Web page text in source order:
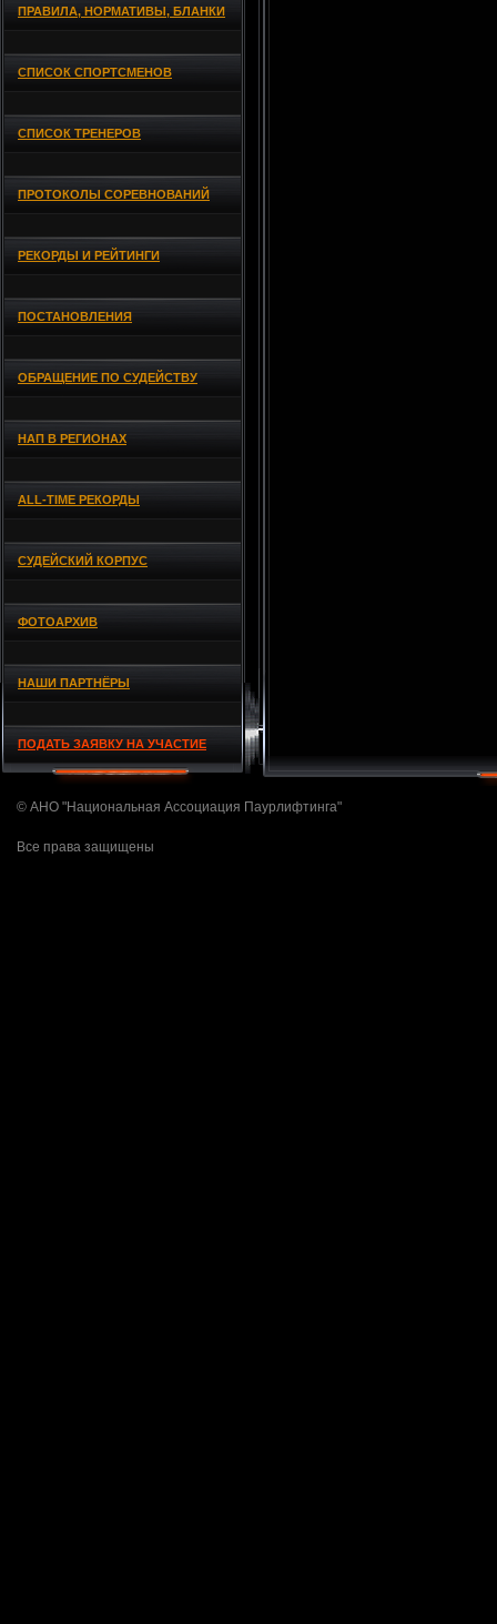
ПРАВИЛА, НОРМАТИВЫ, БЛАНКИ
СПИСОК СПОРТСМЕНОВ
СПИСОК ТРЕНЕРОВ
ПРОТОКОЛЫ СОРЕВНОВАНИЙ
РЕКОРДЫ И РЕЙТИНГИ
ПОСТАНОВЛЕНИЯ
ОБРАЩЕНИЕ ПО СУДЕЙСТВУ
НАП В РЕГИОНАХ
ALL-TIME РЕКОРДЫ
СУДЕЙСКИЙ КОРПУС
ФОТОАРХИВ
НАШИ ПАРТНЁРЫ
ПОДАТЬ ЗАЯВКУ НА УЧАСТИЕ
© АНО "Национальная Ассоциация Паурлифтинга"
Все права защищены